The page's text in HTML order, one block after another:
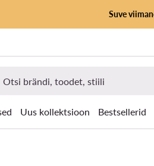
Suve
Uus kollektsioon Bestsellerid